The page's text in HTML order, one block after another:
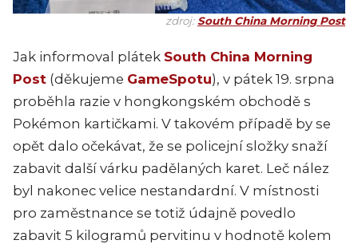
zdroj: South China Morning Post
Jak informoval plátek South China Morning
Post (děkujeme GameSpotu), v pátek 19. srpna
proběhla razie v hongkongském obchodě s
Pokémon kartičkami. V takovém případě by se
opět dalo očekávat, že se policejní složky snaží
zabavit další várku padělaných karet. Leč nález
byl nakonec velice nestandardní. V místnosti
pro zaměstnance se totiž údajně povedlo
zabavit 5 kilogramů pervitinu v hodnotě kolem